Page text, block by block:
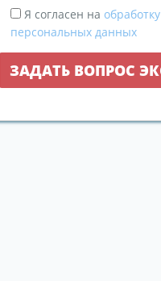
Я согласен на обработку
персональных данных